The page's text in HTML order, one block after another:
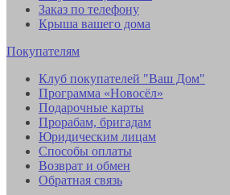
Заказ по телефону
Крыша вашего дома
Покупателям
Клуб покупателей "Ваш Дом"
Программа «Новосёл»
Подарочные карты
Прорабам, бригадам
Юридическим лицам
Способы оплаты
Возврат и обмен
Обратная связь